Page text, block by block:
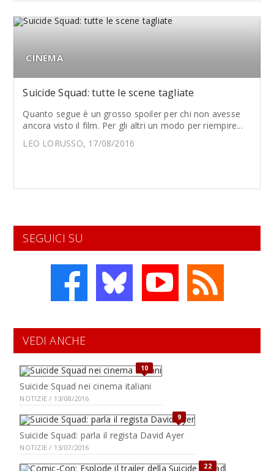
CINEMA
Suicide Squad: tutte le scene tagliate
Quanto segue è un grosso spoiler per chi non avesse
ancora visto il film. Per gli altri un modo per riempire...
LEO LORUSSO, 17/08/2016
SEGUICI SU
VEDI ANCHE
10
Suicide Squad nei cinema italiani
NOTIZIE / 13/08/2016
9
Suicide Squad: parla il regista David Ayer
NOTIZIE / 13/07/2016
22